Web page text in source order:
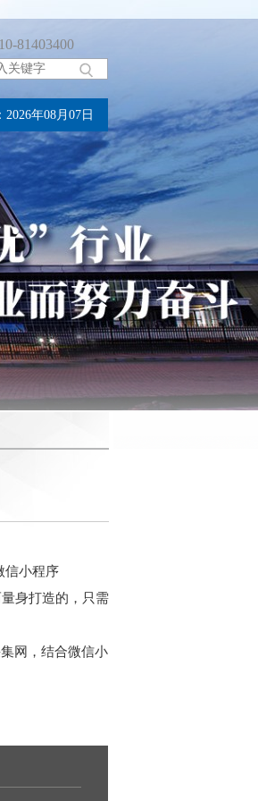
81403400
2026年08月07日
信小程序
身打造的，只需
网，结合微信小